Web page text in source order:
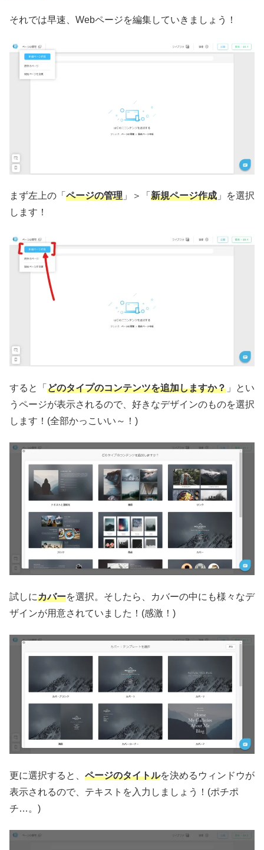
それでは早速、Webページを編集していきましょう！
まず左上の「 ページの管理 」＞「 新規ページ作成 」を選択
します！
すると「 どのタイプのコンテンツを追加しますか？ 」とい
うページが表示されるので、好きなデザインのものを選択
します！(全部かっこいい～！)
試しにカバーを選択。そしたら、カバーの中にも様々なデ
ザインが用意されていました！(感激！)
更に選択すると、 ページのタイトルを決めるウィンドウが
表示されるので、テキストを入力しましょう！(ポチポ
チ…。)